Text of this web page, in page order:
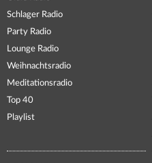
Schlager Radio
Party Radio
Lounge Radio
Weihnachtsradio
Meditationsradio
Top 40
Playlist